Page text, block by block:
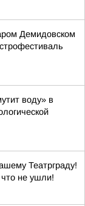
Демидовском
воду» в
Театрграду!
не ушли!